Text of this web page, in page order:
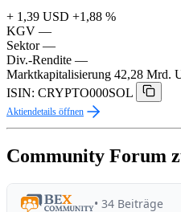
+ 1,39 USD +1,88 %
KGV —
Sektor —
Div.-Rendite —
Marktkapitalisierung 42,28 Mrd.
ISIN: CRYPTO000SOL
Aktiendetails öffnen
Community Forum